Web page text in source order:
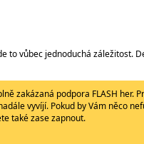
to vůbec jednoduchá záležitost.
zakázaná podpora FLASH
vyvíjí. Pokud by Vám něco
také zase zapnout.